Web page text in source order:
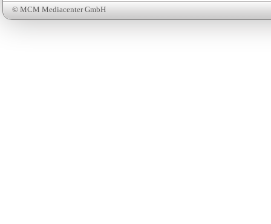
© MCM Mediacenter GmbH